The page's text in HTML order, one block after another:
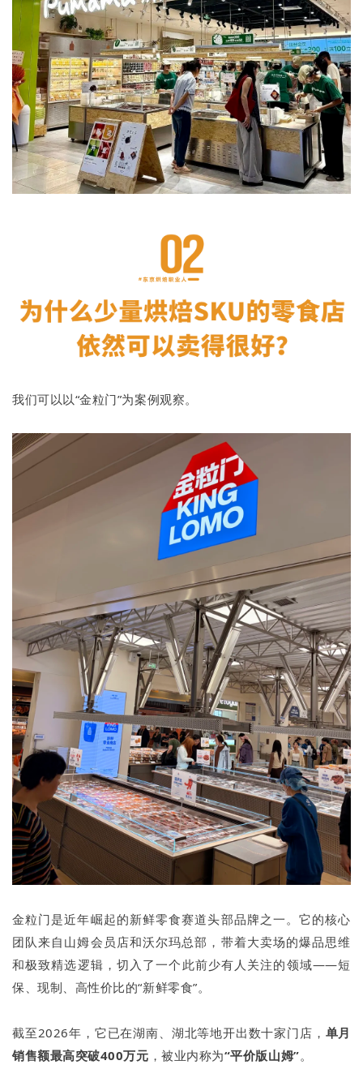
我们可以以“金粒门”为案例观察。
金粒门是近年崛起的新鲜零食赛道头部品牌之一。它的核心
团队来自山姆会员店和沃尔玛总部，带着大卖场的爆品思维
和极致精选逻辑，切入了一个此前少有人关注的领域——短
保、现制、高性价比的“新鲜零食”。
截至2026年，它已在湖南、湖北等地开出数十家门店， 单月
销售额最高突破400万元 ，被业内称为“平价版山姆”。